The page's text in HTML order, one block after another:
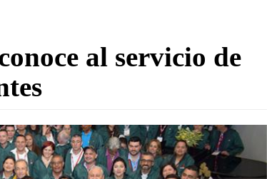
al servicio de